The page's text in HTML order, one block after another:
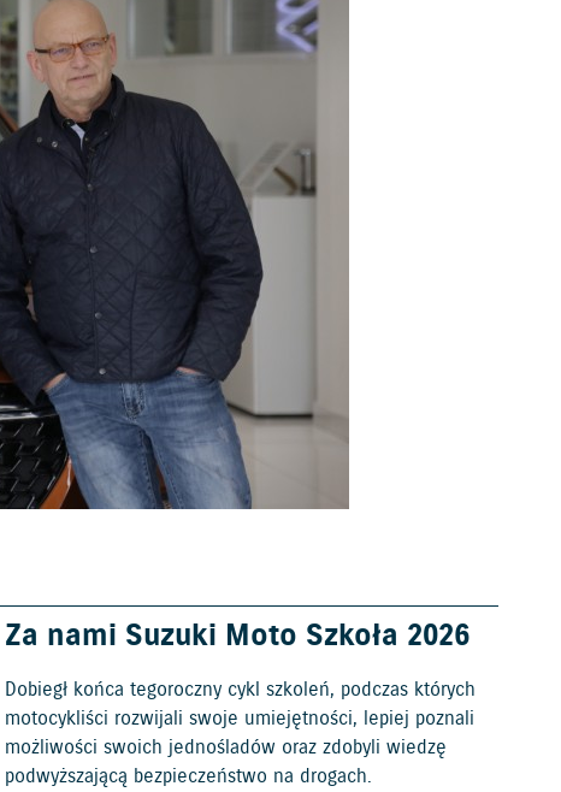
Za nami Suzuki Moto Szkoła 2026
Dobiegł końca tegoroczny cykl szkoleń, podczas których
motocykliści rozwijali swoje umiejętności, lepiej poznali
możliwości swoich jednośladów oraz zdobyli wiedzę
podwyższającą bezpieczeństwo na drogach.